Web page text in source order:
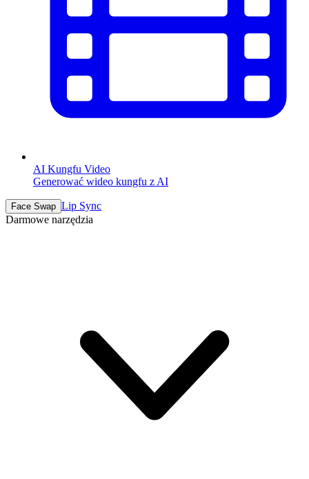
AI Kungfu Video
Generować wideo kungfu z AI
Face Swap Lip Sync
Darmowe narzędzia